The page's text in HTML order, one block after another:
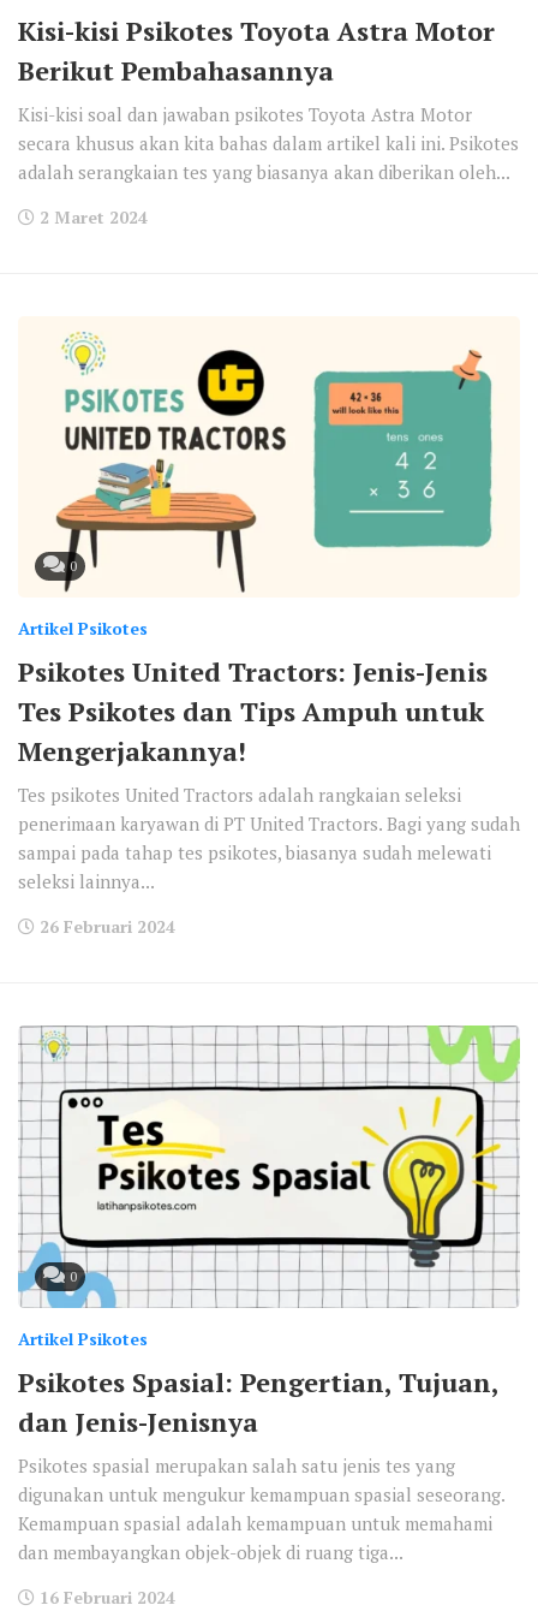
Kisi-kisi Psikotes Toyota Astra Motor
Berikut Pembahasannya
Kisi-kisi soal dan jawaban psikotes Toyota Astra Motor
secara khusus akan kita bahas dalam artikel kali ini. Psikotes
adalah serangkaian tes yang biasanya akan diberikan oleh...
2 Maret 2024
0
Artikel Psikotes
Psikotes United Tractors: Jenis-Jenis
Tes Psikotes dan Tips Ampuh untuk
Mengerjakannya!
Tes psikotes United Tractors adalah rangkaian seleksi
penerimaan karyawan di PT United Tractors. Bagi yang sudah
sampai pada tahap tes psikotes, biasanya sudah melewati
seleksi lainnya...
26 Februari 2024
0
Artikel Psikotes
Psikotes Spasial: Pengertian, Tujuan,
dan Jenis-Jenisnya
Psikotes spasial merupakan salah satu jenis tes yang
digunakan untuk mengukur kemampuan spasial seseorang.
Kemampuan spasial adalah kemampuan untuk memahami
dan membayangkan objek-objek di ruang tiga...
16 Februari 2024